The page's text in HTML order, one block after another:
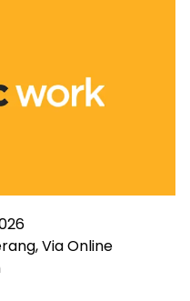
Via Online